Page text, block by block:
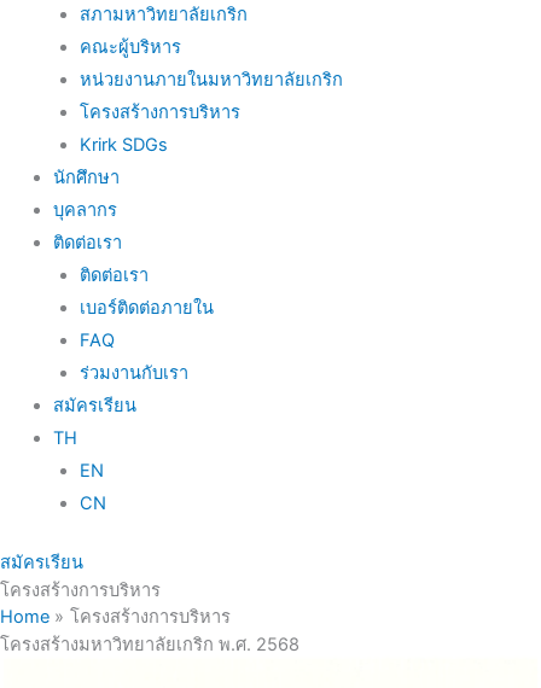
สภามหาวิทยาลัยเกริก
คณะผู้บริหาร
หน่วยงานภายในมหาวิทยาลัยเกริก
โครงสร้างการบริหาร
Krirk SDGs
นักศึกษา
บุคลากร
ติดต่อเรา
ติดต่อเรา
เบอร์ติดต่อภายใน
FAQ
ร่วมงานกับเรา
สมัครเรียน
TH
EN
CN
สมัครเรียน
โครงสร้างการบริหาร
Home
โครงสร้างการบริหาร
โครงสร้างมหาวิทยาลัยเกริก พ.ศ. 2568